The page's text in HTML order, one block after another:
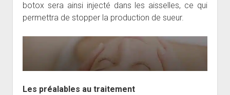
botox sera ainsi injecté dans les aisselles, ce qui
permettra de stopper la production de sueur.
Les préalables au traitement